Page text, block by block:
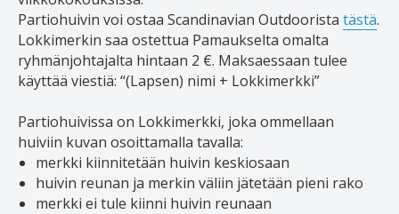
Partiohuivin voi ostaa Scandinavian Outdoorista tästä.
Lokkimerkin saa ostettua Pamaukselta omalta
ryhmänjohtajalta hintaan 2 €. Maksaessaan tulee
käyttää viestiä: “(Lapsen) nimi + Lokkimerkki”
Partiohuivissa on Lokkimerkki, joka ommellaan
huiviin kuvan osoittamalla tavalla:
merkki kiinnitetään huivin keskiosaan
huivin reunan ja merkin väliin jätetään pieni rako
merkki ei tule kiinni huivin reunaan